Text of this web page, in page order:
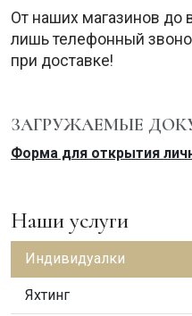
От наших магазинов до
лишь телефонный
при доставке!
ЗАГРУЖАЕМЫЕ
Форма для открытия
Наши услуги
Индивидуалки
Яхтинг